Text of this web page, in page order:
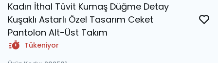
Kadın İthal Tüvit Kumaş Düğme Detay
Kuşaklı Astarlı Özel Tasarım Ceket
Pantolon Alt-Üst Takım
Tükeniyor